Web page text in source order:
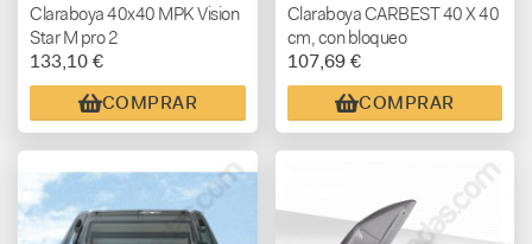
Claraboya 40x40 MPK Vision
Star M pro 2
133,10 €
COMPRAR
Claraboya CARBEST 40 X 40
cm, con bloqueo
107,69 €
COMPRAR